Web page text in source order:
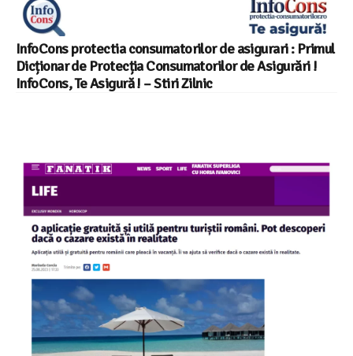
InfoCons protectia consumatorilor de asigurari : Primul
Dicționar de Protecția Consumatorilor de Asigurări !
InfoCons, Te Asigură ! – Stiri Zilnic